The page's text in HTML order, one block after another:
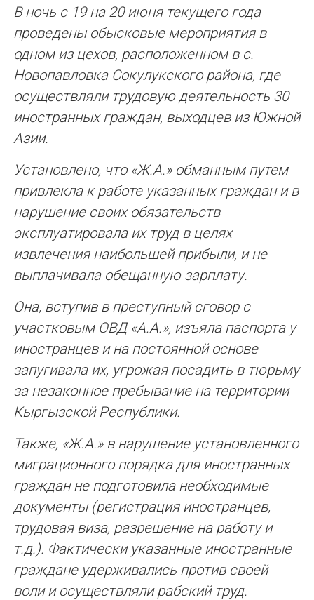
В ночь с 19 на 20 июня текущего года
проведены обысковые мероприятия в
одном из цехов, расположенном в с.
Новопавловка Сокулукского района, где
осуществляли трудовую деятельность 30
иностранных граждан, выходцев из Южной
Азии.
Установлено, что «Ж.А.» обманным путем
привлекла к работе указанных граждан и в
нарушение своих обязательств
эксплуатировала их труд в целях
извлечения наибольшей прибыли, и не
выплачивала обещанную зарплату.
Она, вступив в преступный сговор с
участковым ОВД «А.А.», изъяла паспорта у
иностранцев и на постоянной основе
запугивала их, угрожая посадить в тюрьму
за незаконное пребывание на территории
Кыргызской Республики.
Также, «Ж.А.» в нарушение установленного
миграционного порядка для иностранных
граждан не подготовила необходимые
документы (регистрация иностранцев,
трудовая виза, разрешение на работу и
т.д.). Фактически указанные иностранные
граждане удерживались против своей
воли и осуществляли рабский труд.